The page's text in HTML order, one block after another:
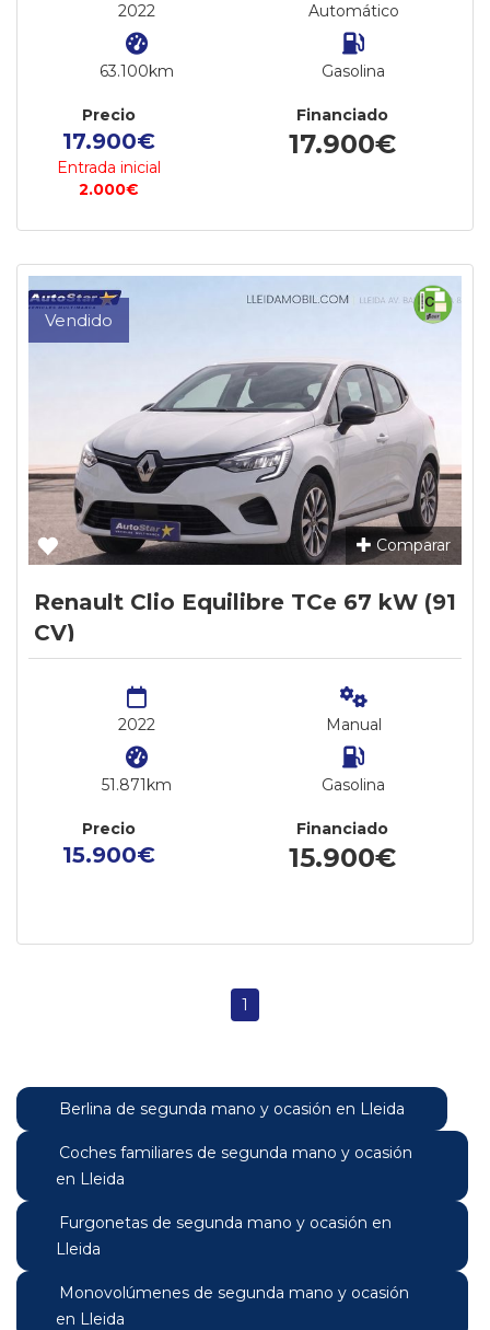
2022
63.100km
Automático
Gasolina
Precio
17.900€
Entrada inicial
2.000€
Financiado
17.900€
Vendido
Comparar
Renault Clio Equilibre TCe 67 kW (91
CV)
2022
51.871km
Manual
Gasolina
Precio
15.900€
Financiado
15.900€
1
Berlina de segunda mano y ocasión en Lleida
Coches familiares de segunda mano y ocasión
en Lleida
Furgonetas de segunda mano y ocasión en
Lleida
Monovolúmenes de segunda mano y ocasión
en Lleida